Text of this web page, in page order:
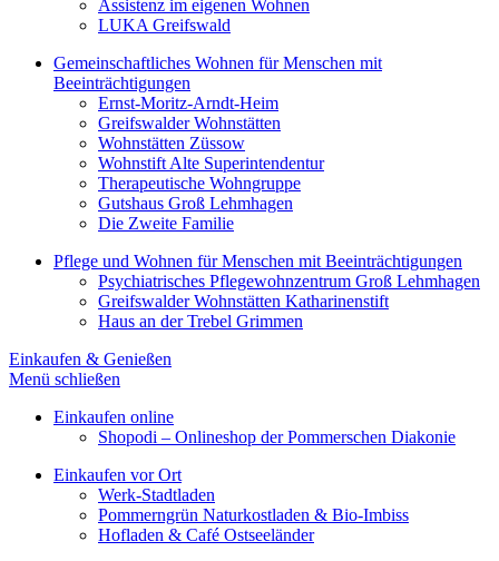
Assistenz im eigenen Wohnen
LUKA Greifswald
Gemeinschaftliches Wohnen für Menschen mit
Beeinträchtigungen
Ernst-Moritz-Arndt-Heim
Greifswalder Wohnstätten
Wohnstätten Züssow
Wohnstift Alte Superintendentur
Therapeutische Wohngruppe
Gutshaus Groß Lehmhagen
Die Zweite Familie
Pflege und Wohnen für Menschen mit Beeinträchtigungen
Psychiatrisches Pflegewohnzentrum Groß Lehmhagen
Greifswalder Wohnstätten Katharinenstift
Haus an der Trebel Grimmen
Einkaufen & Genießen
Menü schließen
Einkaufen online
Shopodi – Onlineshop der Pommerschen Diakonie
Einkaufen vor Ort
Werk-Stadtladen
Pommerngrün Naturkostladen & Bio-Imbiss
Hofladen & Café Ostseeländer